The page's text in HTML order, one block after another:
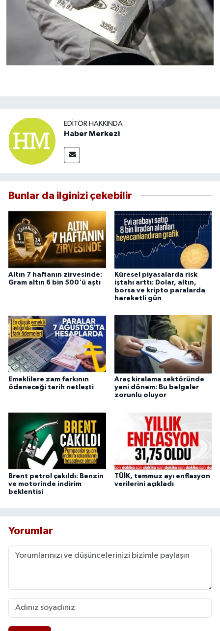
EDITÖR HAKKINDA
Haber Merkezi
Bunlar da ilginizi çekebilir
Altın 7 haftanın zirvesinde:
Gram altın 6 bin 500'ü aştı
Küresel piyasalarda risk
iştahı arttı: Dolar, altın,
borsa ve kripto paralarda
hareketli gün
Emeklilere zam farkının
ödeneceği tarih netleşti
Araç kiralama sektöründe
yeni dönem: Bu belgeler
zorunlu oluyor
Brent petrol çakıldı: Benzin
ve motorinde indirim
beklentisi
TÜİK, temmuz ayı enflasyon
verilerini açıkladı
Yorumlar